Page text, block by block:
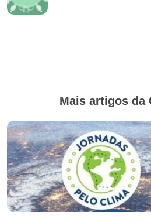
Mais artigos da